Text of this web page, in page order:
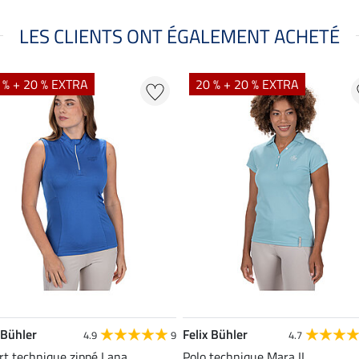
LES CLIENTS ONT ÉGALEMENT ACHETÉ
+ 20 % EXTRA
4.9 9
20 % + 20 % EXTRA
Felix Bühler 4.7